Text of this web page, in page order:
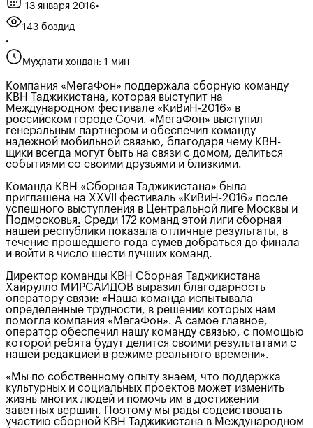
13 января 2016•
143 боздид
•
Муҳлати хондан: 1 мин
Компания «МегаФон» поддержала сборную команду
КВН Таджикистана, которая выступит на
Международном фестивале «КиВиН-2016» в
российском городе Сочи. «МегаФон» выступил
генеральным партнером и обеспечил команду
надежной мобильной связью, благодаря чему КВН-
щики всегда могут быть на связи с домом, делиться
событиями со своими друзьями и близкими.
Команда КВН «Сборная Таджикистана» была
приглашена на XXVII фестиваль «КиВиН-2016» после
успешного выступления в Центральной лиге Москвы и
Подмосковья. Среди 172 команд этой лиги сборная
нашей республики показала отличные результаты, в
течение прошедшего года сумев добраться до финала
и войти в число шести лучших команд.
Директор команды КВН Сборная Таджикистана
Хайрулло МИРСАИДОВ выразил благодарность
оператору связи: «Наша команда испытывала
определенные трудности, в решении которых нам
помогла компания «МегаФон». А самое главное,
оператор обеспечил нашу команду связью, с помощью
которой ребята будут делится своими результатами с
нашей редакцией в режиме реального времени».
«Мы по собственному опыту знаем, что поддержка
культурных и социальных проектов может изменить
жизнь многих людей и помочь им в достижении
заветных вершин. Поэтому мы рады содействовать
участию сборной КВН Таджикистана в Международном